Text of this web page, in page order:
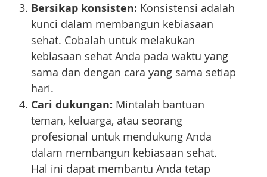
Bersikap konsisten: Konsistensi adalah
kunci dalam membangun kebiasaan
sehat. Cobalah untuk melakukan
kebiasaan sehat Anda pada waktu yang
sama dan dengan cara yang sama setiap
hari.
Cari dukungan: Mintalah bantuan
teman, keluarga, atau seorang
profesional untuk mendukung Anda
dalam membangun kebiasaan sehat.
Hal ini dapat membantu Anda tetap